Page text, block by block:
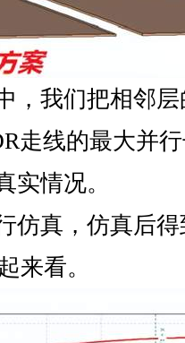
，我们把相邻
走线的最大并
实情况。
仿真，仿真后
来看。